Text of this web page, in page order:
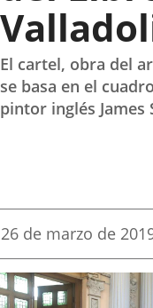
El cartel, obra del
se basa en el
pintor inglés James
Fecha
la
noticia
26 de marzo de